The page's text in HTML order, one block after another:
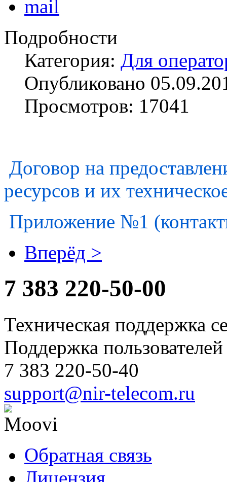
Подробности
Категория: Для
Опубликовано
Просмотров: 17041
Договор на
ресурсов и их
Приложение №1
Вперёд >
7 383 220-50-00
Техническая поддержка
Поддержка
7 383 220-50-40
support@nir-telecom.ru
Обратная связь
Лицензия